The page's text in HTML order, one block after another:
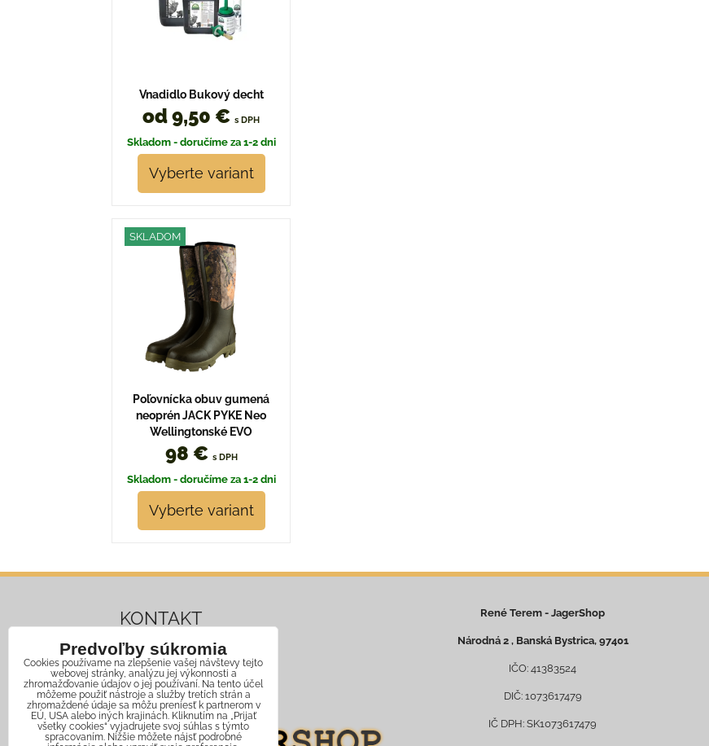
Vnadidlo Bukový decht
od 9,50 € s DPH
Skladom - doručíme za 1-2 dni
Vyberte variant
SKLADOM
Poľovnícka obuv gumená
neoprén JACK PYKE Neo
Wellingtonské EVO
98 € s DPH
Skladom - doručíme za 1-2 dni
Vyberte variant
KONTAKT
Mobil: +421 911 466 006
Email: info@jagershop.sk
René Terem - JagerShop
Národná 2 , Banská Bystrica, 97401
IČO: 41383524
DIČ: 1073617479
IČ DPH: SK1073617479
Predvoľby súkromia
Cookies používame na zlepšenie vašej návštevy tejto
webovej stránky, analýzu jej výkonnosti a
zhromažďovanie údajov o jej používaní. Na tento účel
môžeme použiť nástroje a služby tretích strán a
zhromaždené údaje sa môžu preniesť k partnerom v
EÚ, USA alebo iných krajinách. Kliknutím na „Prijať
všetky cookies“ vyjadrujete svoj súhlas s týmto
spracovaním. Nižšie môžete nájsť podrobné